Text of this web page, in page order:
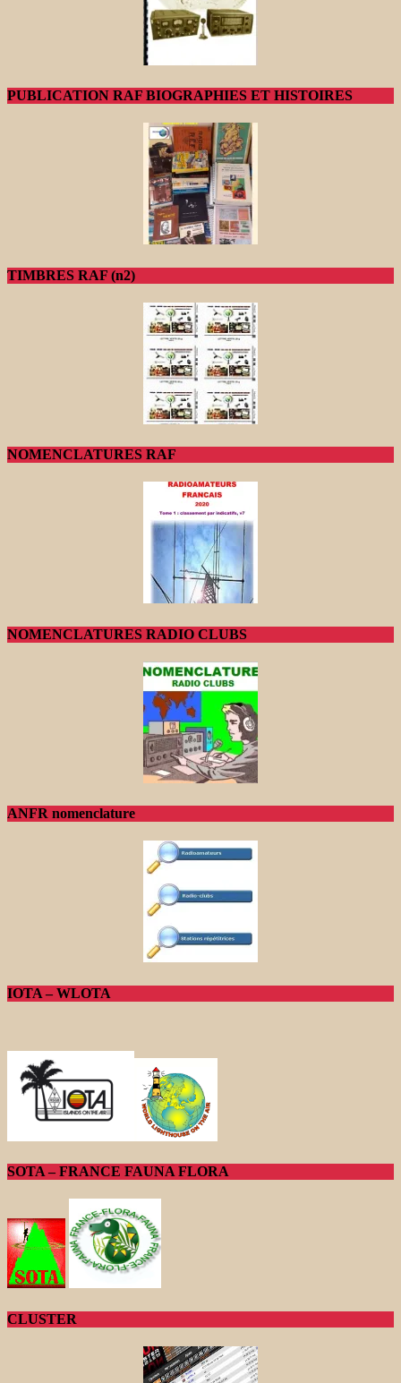
PUBLICATION RAF BIOGRAPHIES ET HISTOIRES
TIMBRES RAF (n2)
NOMENCLATURES RAF
NOMENCLATURES RADIO CLUBS
ANFR nomenclature
IOTA – WLOTA
SOTA – FRANCE FAUNA FLORA
CLUSTER